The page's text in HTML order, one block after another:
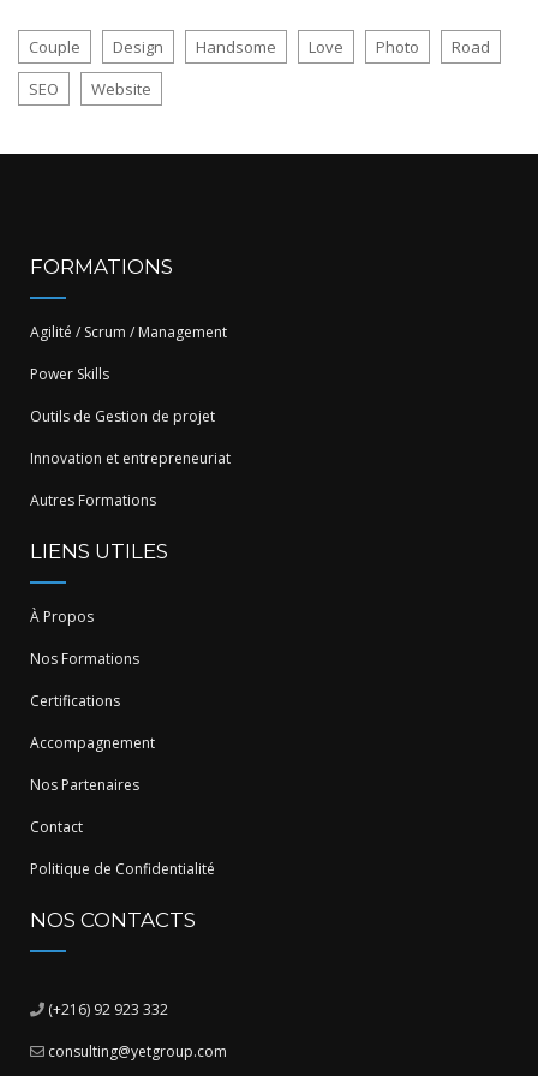
Couple Design Handsome Love Photo
Road
SEO
Website
FORMATIONS
Agilité / Scrum / Management
Power Skills
Outils de Gestion de projet
Innovation et entrepreneuriat
Autres Formations
LIENS UTILES
À Propos
Nos Formations
Certifications
Accompagnement
Nos Partenaires
Contact
Politique de Confidentialité
NOS CONTACTS
(+216) 92 923 332
consulting@yetgroup.com